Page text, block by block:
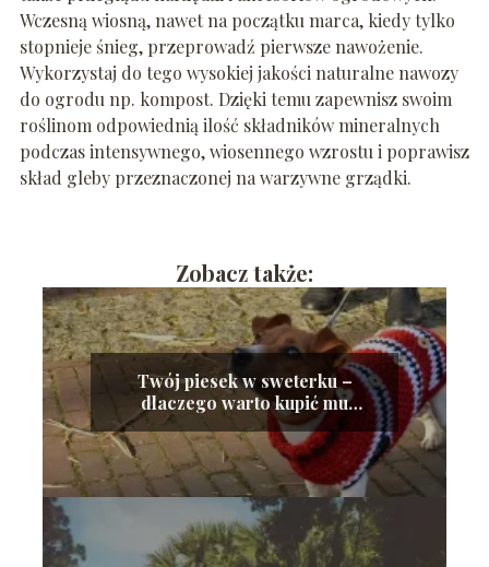
Wczesną wiosną, nawet na początku marca, kiedy tylko
stopnieje śnieg, przeprowadź pierwsze nawożenie.
Wykorzystaj do tego wysokiej jakości naturalne nawozy
do ogrodu np. kompost. Dzięki temu zapewnisz swoim
roślinom odpowiednią ilość składników mineralnych
podczas intensywnego, wiosennego wzrostu i poprawisz
skład gleby przeznaczonej na warzywne grządki.
Zobacz także:
Twój piesek w sweterku –
dlaczego warto kupić mu
ubranko?